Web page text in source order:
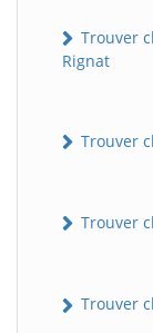
Trouver
Rignat
Trouver
Trouver
Trouver